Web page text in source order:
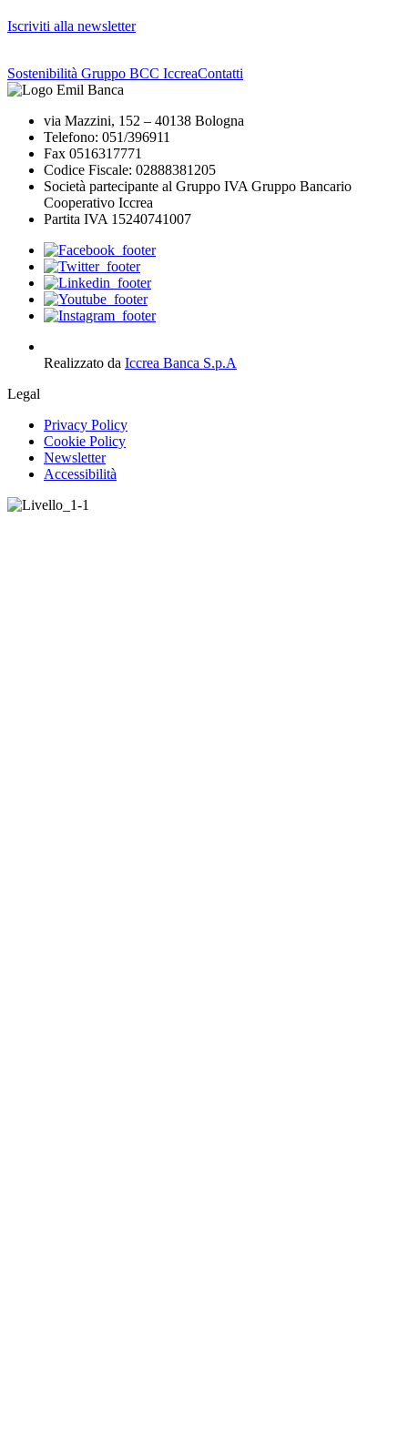
Iscriviti alla newsletter
Sostenibilità Gruppo BCC IccreaContatti
via Mazzini, 152 – 40138 Bologna
Telefono: 051/396911
Fax 0516317771
Codice Fiscale: 02888381205
Società partecipante al Gruppo IVA Gruppo Bancario
Cooperativo Iccrea
Partita IVA 15240741007
Realizzato da Iccrea Banca S.p.A
Legal
Privacy Policy
Cookie Policy
Newsletter
Accessibilità